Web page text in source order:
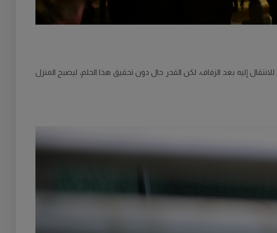
إليه بعد الزفاف، لكن القدر حال دون تحقيق هذا الحلم، ليصبح المنزل